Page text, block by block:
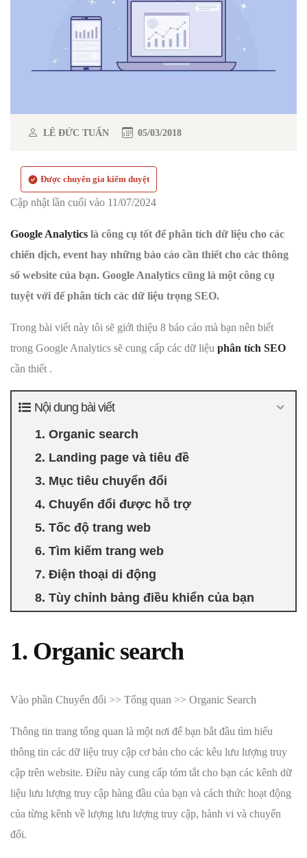
LÊ ĐỨC TUẤN 05/03/2018
Được chuyên gia kiểm duyệt
Cập nhật lần cuối vào 11/07/2024
Google Analytics là công cụ tốt để phân tích dữ liệu cho các
chiến dịch, event hay những báo cáo cần thiết cho các thông
số website của bạn. Google Analytics cũng là một công cụ
tuyệt với để phân tích các dữ liệu trọng SEO.
Trong bài viết này tôi sẽ giới thiệu 8 báo cáo mà bạn nên biết
trong Google Analytics sẽ cung cấp các dữ liệu phân tích SEO
cần thiết .
Nội dung bài viết
1. Organic search
2. Landing page và tiêu đề
3. Mục tiêu chuyển đổi
4. Chuyển đổi được hỗ trợ
5. Tốc độ trang web
6. Tìm kiếm trang web
7. Điện thoại di động
8. Tùy chỉnh bảng điều khiển của bạn
1. Organic search
Vào phần Chuyển đổi >> Tổng quan >> Organic Search
Thông tin trang tổng quan là một nơi để bạn bắt đầu tìm hiểu
thông tin các dữ liệu truy cập cơ bản cho các kêu lưu lượng truy
cập trên website. Điều này cung cấp tóm tắt cho bạn các kênh dữ
liệu lưu lượng truy cập hàng đầu của bạn và cách thức hoạt động
của từng kênh về lượng lưu lượng truy cập, hành vi và chuyển
đổi.